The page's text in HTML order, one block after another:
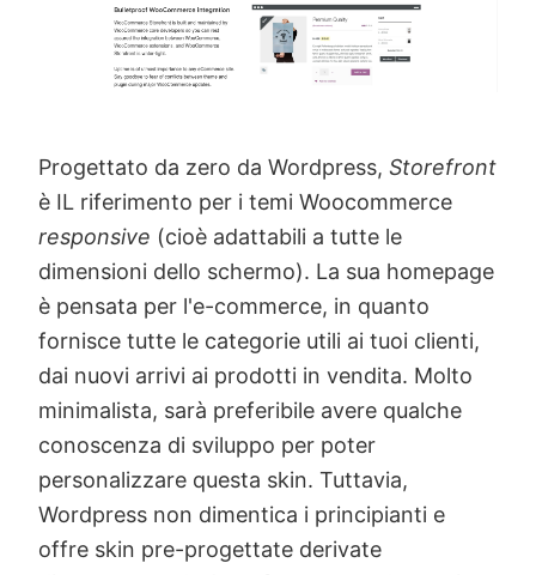
Storefront- Gratis
Progettato da zero da Wordpress,Storefront
è IL riferimento per i temi Woocommerce
responsive(cioè adattabili a tutte le
dimensioni dello schermo). La sua homepage
è pensata per l'e-commerce, in quanto